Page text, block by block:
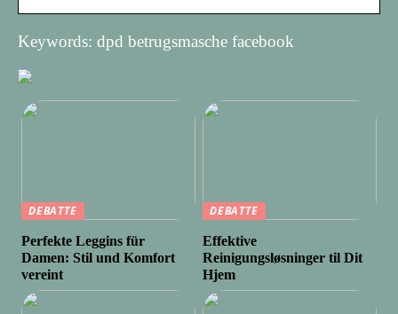
Keywords: dpd betrugsmasche facebook
DEBATTE
Perfekte Leggins für
Damen: Stil und Komfort
vereint
DEBATTE
Effektive
Reinigungsløsninger til Dit
Hjem